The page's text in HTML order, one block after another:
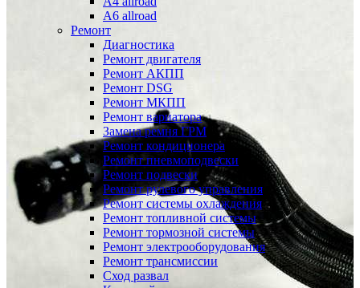
A6 allroad
Ремонт
Диагностика
Ремонт двигателя
Ремонт АКПП
Ремонт DSG
Ремонт МКПП
Ремонт вариатора
Замена ремня ГРМ
Ремонт кондиционера
Ремонт пневмоподвески
Ремонт подвески
Ремонт рулевого управления
Ремонт системы охлаждения
Ремонт топливной системы
Ремонт тормозной системы
Ремонт электрооборудования
Ремонт трансмиссии
Сход развал